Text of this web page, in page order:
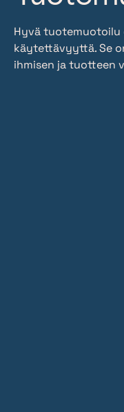
Hyvä tuotemuotoilu
käytettävyyttä. Se
ihmisen ja tuotteen